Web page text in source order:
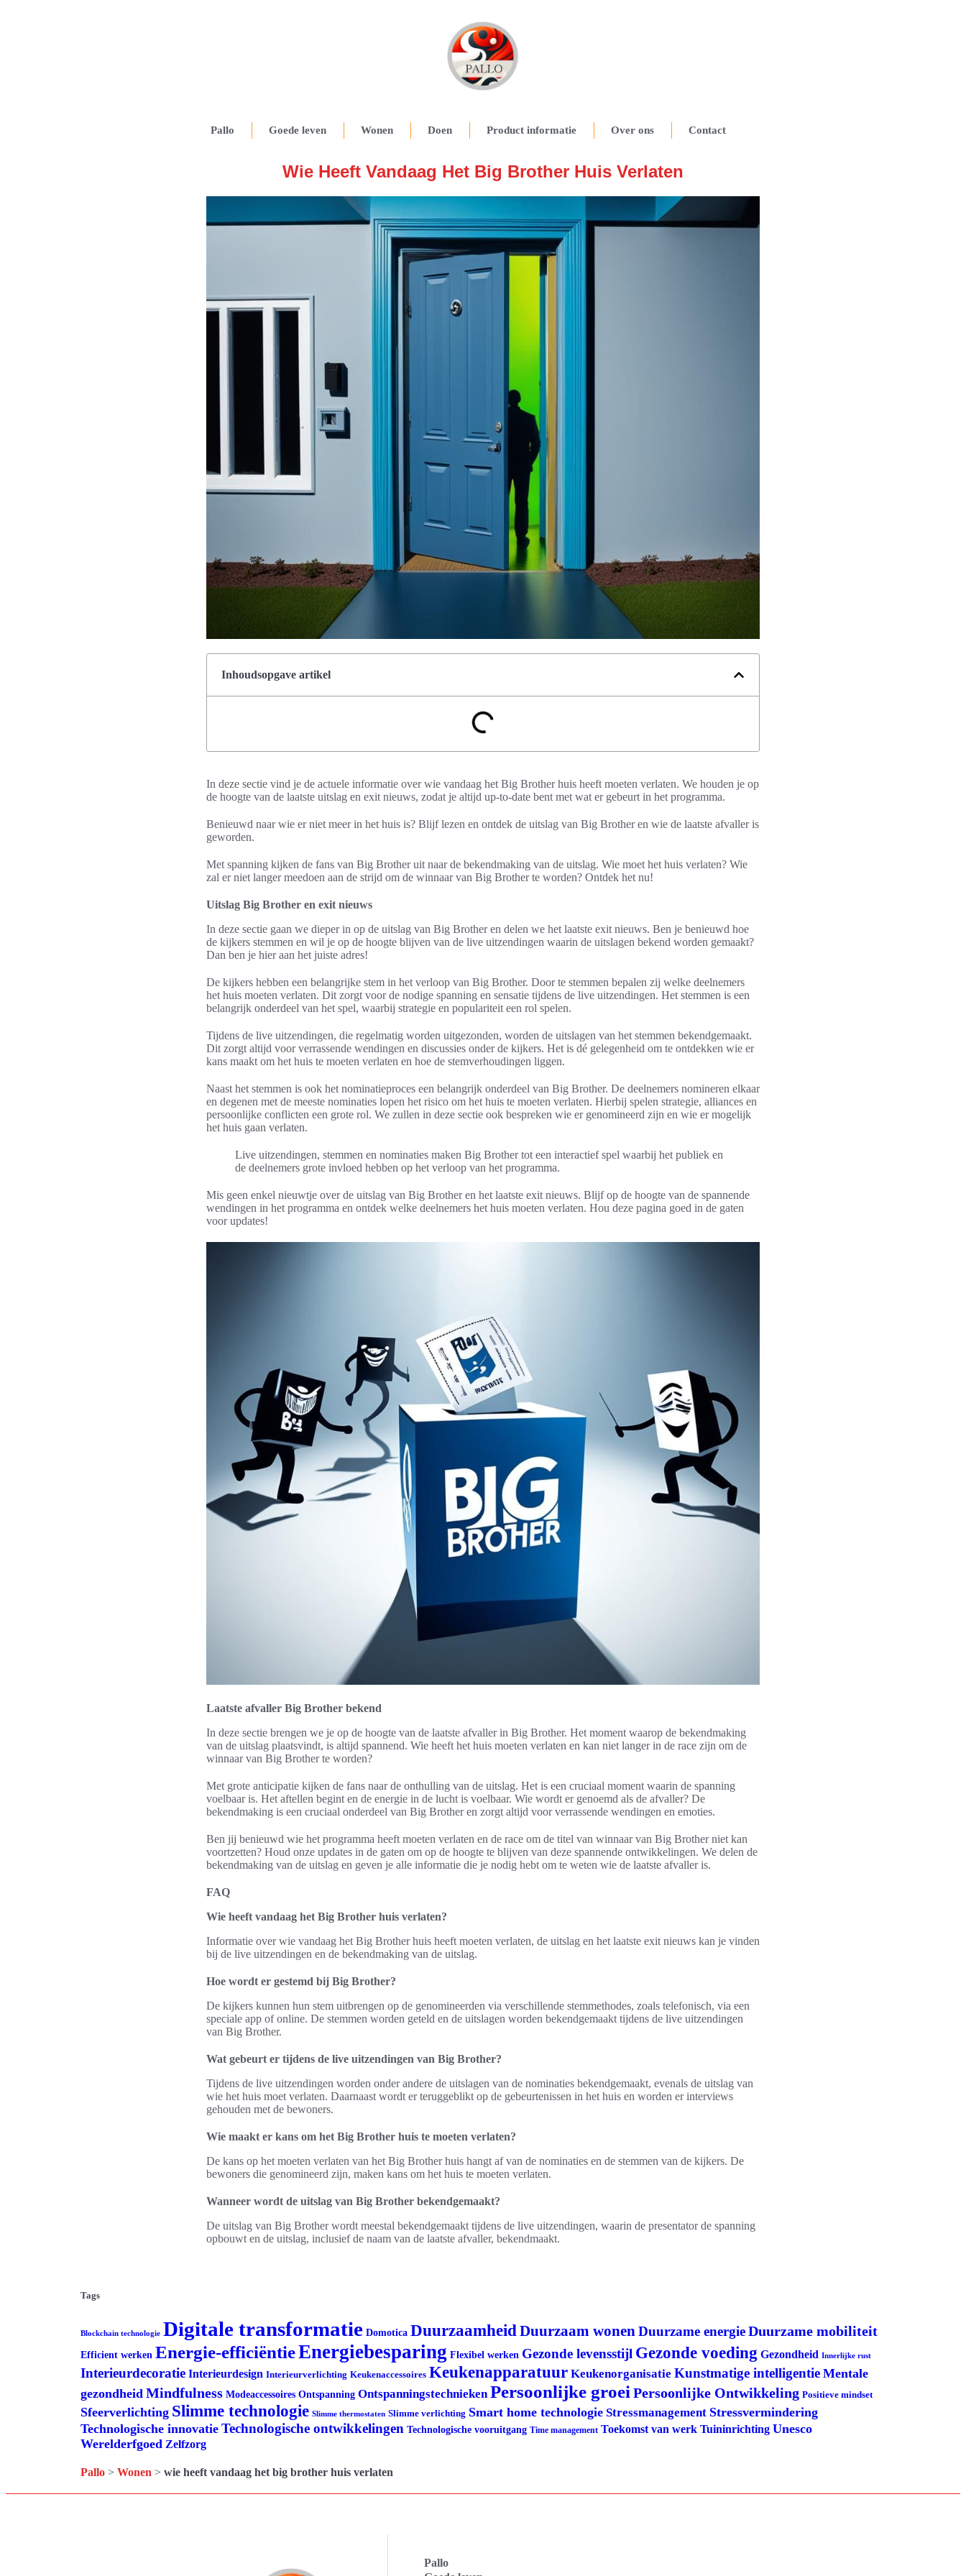
Pallo Goede leven Wonen Doen Product informatie Over ons Contact
Wie Heeft Vandaag Het Big Brother Huis Verlaten
Inhoudsopgave artikel
In deze sectie vind je de actuele informatie over wie vandaag het Big Brother huis heeft moeten verlaten. We houden je op
de hoogte van de laatste uitslag en exit nieuws, zodat je altijd up-to-date bent met wat er gebeurt in het programma.
Benieuwd naar wie er niet meer in het huis is? Blijf lezen en ontdek de uitslag van Big Brother en wie de laatste afvaller is
geworden.
Met spanning kijken de fans van Big Brother uit naar de bekendmaking van de uitslag. Wie moet het huis verlaten? Wie
zal er niet langer meedoen aan de strijd om de winnaar van Big Brother te worden? Ontdek het nu!
Uitslag Big Brother en exit nieuws
In deze sectie gaan we dieper in op de uitslag van Big Brother en delen we het laatste exit nieuws. Ben je benieuwd hoe
de kijkers stemmen en wil je op de hoogte blijven van de live uitzendingen waarin de uitslagen bekend worden gemaakt?
Dan ben je hier aan het juiste adres!
De kijkers hebben een belangrijke stem in het verloop van Big Brother. Door te stemmen bepalen zij welke deelnemers
het huis moeten verlaten. Dit zorgt voor de nodige spanning en sensatie tijdens de live uitzendingen. Het stemmen is een
belangrijk onderdeel van het spel, waarbij strategie en populariteit een rol spelen.
Tijdens de live uitzendingen, die regelmatig worden uitgezonden, worden de uitslagen van het stemmen bekendgemaakt.
Dit zorgt altijd voor verrassende wendingen en discussies onder de kijkers. Het is dé gelegenheid om te ontdekken wie er
kans maakt om het huis te moeten verlaten en hoe de stemverhoudingen liggen.
Naast het stemmen is ook het nominatieproces een belangrijk onderdeel van Big Brother. De deelnemers nomineren elkaar
en degenen met de meeste nominaties lopen het risico om het huis te moeten verlaten. Hierbij spelen strategie, alliances en
persoonlijke conflicten een grote rol. We zullen in deze sectie ook bespreken wie er genomineerd zijn en wie er mogelijk
het huis gaan verlaten.
Live uitzendingen, stemmen en nominaties maken Big Brother tot een interactief spel waarbij het publiek en
de deelnemers grote invloed hebben op het verloop van het programma.
Mis geen enkel nieuwtje over de uitslag van Big Brother en het laatste exit nieuws. Blijf op de hoogte van de spannende
wendingen in het programma en ontdek welke deelnemers het huis moeten verlaten. Hou deze pagina goed in de gaten
voor updates!
Laatste afvaller Big Brother bekend
In deze sectie brengen we je op de hoogte van de laatste afvaller in Big Brother. Het moment waarop de bekendmaking
van de uitslag plaatsvindt, is altijd spannend. Wie heeft het huis moeten verlaten en kan niet langer in de race zijn om de
winnaar van Big Brother te worden?
Met grote anticipatie kijken de fans naar de onthulling van de uitslag. Het is een cruciaal moment waarin de spanning
voelbaar is. Het aftellen begint en de energie in de lucht is voelbaar. Wie wordt er genoemd als de afvaller? De
bekendmaking is een cruciaal onderdeel van Big Brother en zorgt altijd voor verrassende wendingen en emoties.
Ben jij benieuwd wie het programma heeft moeten verlaten en de race om de titel van winnaar van Big Brother niet kan
voortzetten? Houd onze updates in de gaten om op de hoogte te blijven van deze spannende ontwikkelingen. We delen de
bekendmaking van de uitslag en geven je alle informatie die je nodig hebt om te weten wie de laatste afvaller is.
FAQ
Wie heeft vandaag het Big Brother huis verlaten?
Informatie over wie vandaag het Big Brother huis heeft moeten verlaten, de uitslag en het laatste exit nieuws kan je vinden
bij de live uitzendingen en de bekendmaking van de uitslag.
Hoe wordt er gestemd bij Big Brother?
De kijkers kunnen hun stem uitbrengen op de genomineerden via verschillende stemmethodes, zoals telefonisch, via een
speciale app of online. De stemmen worden geteld en de uitslagen worden bekendgemaakt tijdens de live uitzendingen
van Big Brother.
Wat gebeurt er tijdens de live uitzendingen van Big Brother?
Tijdens de live uitzendingen worden onder andere de uitslagen van de nominaties bekendgemaakt, evenals de uitslag van
wie het huis moet verlaten. Daarnaast wordt er teruggeblikt op de gebeurtenissen in het huis en worden er interviews
gehouden met de bewoners.
Wie maakt er kans om het Big Brother huis te moeten verlaten?
De kans op het moeten verlaten van het Big Brother huis hangt af van de nominaties en de stemmen van de kijkers. De
bewoners die genomineerd zijn, maken kans om het huis te moeten verlaten.
Wanneer wordt de uitslag van Big Brother bekendgemaakt?
De uitslag van Big Brother wordt meestal bekendgemaakt tijdens de live uitzendingen, waarin de presentator de spanning
opbouwt en de uitslag, inclusief de naam van de laatste afvaller, bekendmaakt.
Tags
Blockchain technologie Digitale transformatie Domotica DuurzaamheidDuurzaam wonenDuurzame energieDuurzame mobiliteit
Efficient werken Energie-efficiëntieEnergiebesparing Flexibel werken Gezonde levensstijl Gezonde voeding Gezondheid Innerlijke rust
Interieurdecoratie Interieurdesign Interieurverlichting Keukenaccessoires Keukenapparatuur Keukenorganisatie Kunstmatige intelligentie Mentale
gezondheid Mindfulness Modeaccessoires Ontspanning Ontspanningstechnieken Persoonlijke groei Persoonlijke Ontwikkeling Positieve mindset
Sfeerverlichting Slimme technologie Slimme thermostaten Slimme verlichting Smart home technologie Stressmanagement Stressvermindering
Technologische innovatie Technologische ontwikkelingen Technologische vooruitgang Time management Toekomst van werk Tuininrichting Unesco
Werelderfgoed Zelfzorg
Pallo > Wonen > wie heeft vandaag het big brother huis verlaten
Pallo